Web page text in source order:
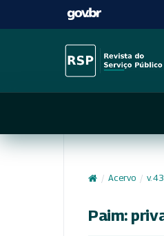
/ Acervo / v.
Paim: